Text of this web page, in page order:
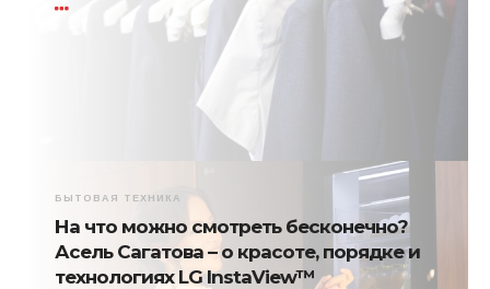
БЫТОВАЯ ТЕХНИКА
На что можно смотреть бесконечно?
Асель Сагатова – о красоте, порядке и
технологиях LG InstaView™